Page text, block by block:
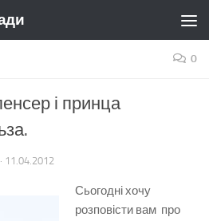
0
і принца
· 11.04.2012
Сьогодні хочу
розповісти вам про